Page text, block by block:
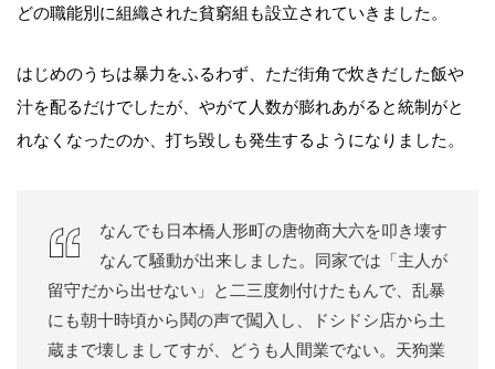
どの職能別に組織された貧窮組も設立されていきました。
はじめのうちは暴力をふるわず、ただ街角で炊きだした飯や
汁を配るだけでしたが、やがて人数が膨れあがると統制がと
れなくなったのか、打ち毀しも発生するようになりました。
なんでも日本橋人形町の唐物商大六を叩き壊す
なんて騒動が出来しました。同家では「主人が
留守だから出せない」と二三度刎付けたもんで、乱暴
にも朝十時頃から鬨の声で闖入し、ドシドシ店から土
蔵まで壊しましてすが、どうも人間業でない。天狗業